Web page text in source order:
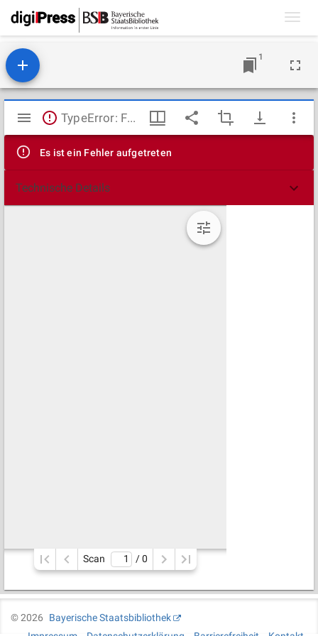
1
Mirador
Viewer
TypeError: Failed to fetch
Es ist ein Fehler aufgetreten
Technische Details
Scan / 0
©2026
Bayerische Staatsbibliothek